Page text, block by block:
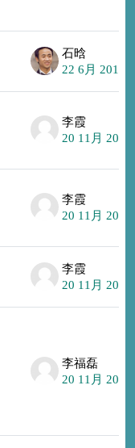
石晗
22 6月 2017
李霞
20 11月 2016
李霞
20 11月 2016
李霞
20 11月 2016
李福磊
20 11月 2016